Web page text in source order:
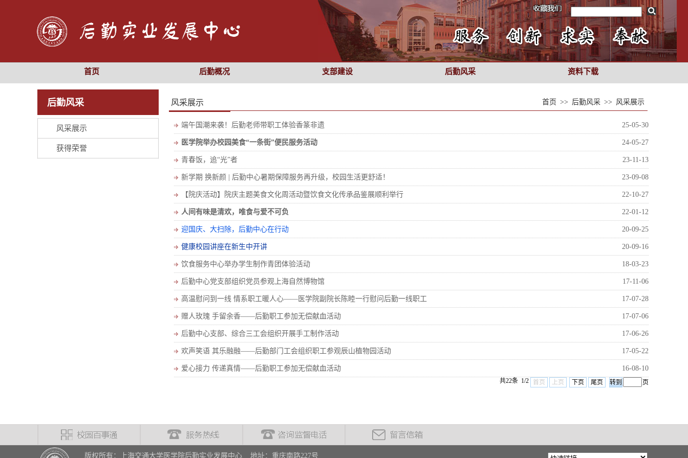
版权所有：上海交通大学医学院后勤实业发展中心 地址：重庆南路227号
首页 后勤概况 支部建设 后勤风采 资料下载
后勤风采
风采展示
获得荣誉
风采展示 首页 >> 后勤风采 >> 风采展示
端午国潮来袭！后勤老师带职工体验香篆非遗 25-05-30
医学院举办校园美食“一条街”便民服务活动 24-05-27
青春饭，追“光”者 23-11-13
新学期 换新颜 | 后勤中心暑期保障服务再升级，校园生活更舒适！ 23-09-08
【院庆活动】院庆主题美食文化周活动暨饮食文化传承品鉴展顺利举行 22-10-27
人间有味是清欢，唯食与爱不可负 22-01-12
迎国庆、大扫除，后勤中心在行动 20-09-25
健康校园讲座在新生中开讲 20-09-16
饮食服务中心举办学生制作青团体验活动 18-03-23
后勤中心党支部组织党员参观上海自然博物馆 17-11-06
高温慰问到一线 情系职工暖人心——医学院副院长陈睦一行慰问后勤一线职工 17-07-28
赠人玫瑰 手留余香——后勤职工参加无偿献血活动 17-07-06
后勤中心支部、综合三工会组织开展手工制作活动 17-06-26
欢声笑语 其乐融融——后勤部门工会组织职工参观辰山植物园活动 17-05-22
爱心接力 传递真情——后勤职工参加无偿献血活动 16-08-10
共22条 1/2 首页 上页 下页 尾页 页